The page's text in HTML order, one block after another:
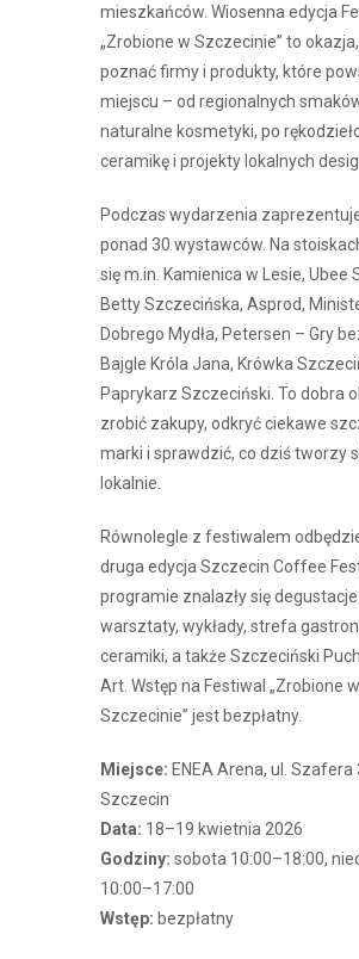
mieszkańców. Wiosenna edycja
„Zrobione w Szczecinie” to
poznać firmy i produkty, które
miejscu – od regionalnych
naturalne kosmetyki, po
ceramikę i projekty lokalnych
Podczas wydarzenia
ponad 30 wystawców. Na
się m.in. Kamienica w Lesie, Ubee
Betty Szczecińska, Asprod,
Dobrego Mydła, Petersen – Gry
Bajgle Króla Jana, Krówka
Paprykarz Szczeciński. To dobra
zrobić zakupy, odkryć ciekawe
marki i sprawdzić, co dziś tworzy
lokalnie.
Równolegle z festiwalem
druga edycja Szczecin Coffee
programie znalazły się degustacje
warsztaty, wykłady, strefa
ceramiki, a także Szczeciński
Art. Wstęp na Festiwal „Zrobione w
Szczecinie” jest bezpłatny.
Miejsce: ENEA Arena, ul.
Szczecin
Data: 18–19 kwietnia 2026
Godziny: sobota 10:00–18:00,
10:00–17:00
Wstęp: bezpłatny